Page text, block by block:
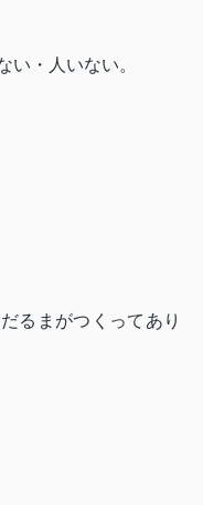
い・人いない。
るまがつくってあり